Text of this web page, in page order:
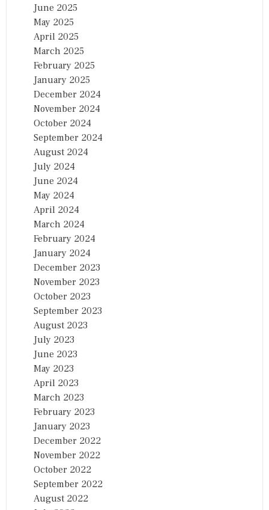
June 2025
May 2025
April 2025
March 2025
February 2025
January 2025
December 2024
November 2024
October 2024
September 2024
August 2024
July 2024
June 2024
May 2024
April 2024
March 2024
February 2024
January 2024
December 2023
November 2023
October 2023
September 2023
August 2023
July 2023
June 2023
May 2023
April 2023
March 2023
February 2023
January 2023
December 2022
November 2022
October 2022
September 2022
August 2022